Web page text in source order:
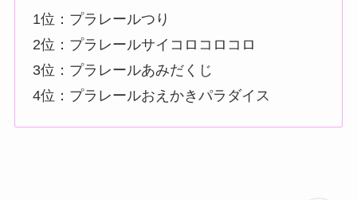
1位：プラレールつり
2位：プラレールサイコロコロコロ
3位：プラレールあみだくじ
4位：プラレールおえかきパラダイス